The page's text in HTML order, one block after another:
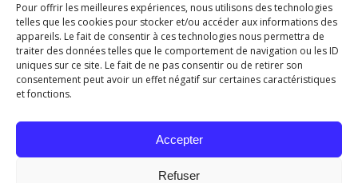
Pour offrir les meilleures expériences, nous utilisons des technologies
telles que les cookies pour stocker et/ou accéder aux informations des
appareils. Le fait de consentir à ces technologies nous permettra de
traiter des données telles que le comportement de navigation ou les ID
uniques sur ce site. Le fait de ne pas consentir ou de retirer son
consentement peut avoir un effet négatif sur certaines caractéristiques
et fonctions.
Accepter
Refuser